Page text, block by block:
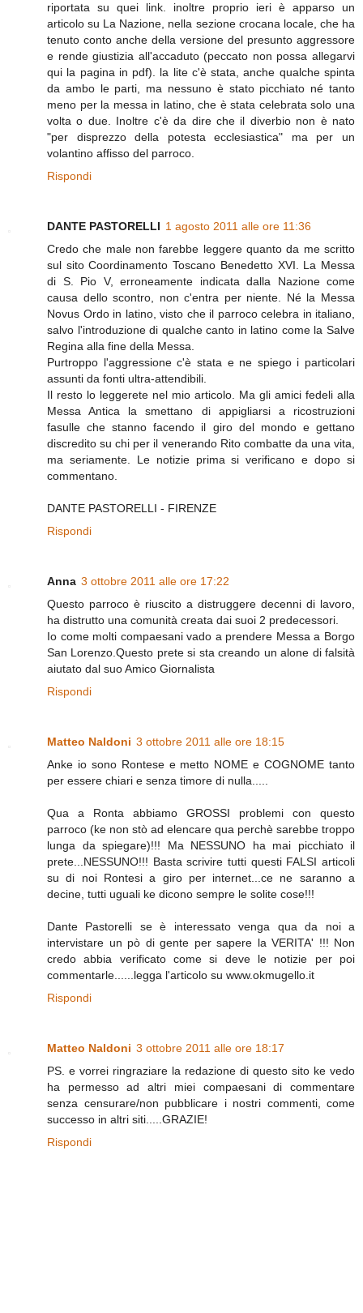
riportata su quei link. inoltre proprio ieri è apparso un
articolo su La Nazione, nella sezione crocana locale, che ha
tenuto conto anche della versione del presunto aggressore
e rende giustizia all'accaduto (peccato non possa allegarvi
qui la pagina in pdf). la lite c'è stata, anche qualche spinta
da ambo le parti, ma nessuno è stato picchiato né tanto
meno per la messa in latino, che è stata celebrata solo una
volta o due. Inoltre c'è da dire che il diverbio non è nato
"per disprezzo della potesta ecclesiastica" ma per un
volantino affisso del parroco.
Rispondi
DANTE PASTORELLI 1 agosto 2011 alle ore 11:36
Credo che male non farebbe leggere quanto da me scritto
sul sito Coordinamento Toscano Benedetto XVI. La Messa
di S. Pio V, erroneamente indicata dalla Nazione come
causa dello scontro, non c'entra per niente. Né la Messa
Novus Ordo in latino, visto che il parroco celebra in italiano,
salvo l'introduzione di qualche canto in latino come la Salve
Regina alla fine della Messa.
Purtroppo l'aggressione c'è stata e ne spiego i particolari
assunti da fonti ultra-attendibili.
Il resto lo leggerete nel mio articolo. Ma gli amici fedeli alla
Messa Antica la smettano di appigliarsi a ricostruzioni
fasulle che stanno facendo il giro del mondo e gettano
discredito su chi per il venerando Rito combatte da una vita,
ma seriamente. Le notizie prima si verificano e dopo si
commentano.
DANTE PASTORELLI - FIRENZE
Rispondi
Anna 3 ottobre 2011 alle ore 17:22
Questo parroco è riuscito a distruggere decenni di lavoro,
ha distrutto una comunità creata dai suoi 2 predecessori.
Io come molti compaesani vado a prendere Messa a Borgo
San Lorenzo.Questo prete si sta creando un alone di falsità
aiutato dal suo Amico Giornalista
Rispondi
Matteo Naldoni 3 ottobre 2011 alle ore 18:15
Anke io sono Rontese e metto NOME e COGNOME tanto
per essere chiari e senza timore di nulla.....
Qua a Ronta abbiamo GROSSI problemi con questo
parroco (ke non stò ad elencare qua perchè sarebbe troppo
lunga da spiegare)!!! Ma NESSUNO ha mai picchiato il
prete...NESSUNO!!! Basta scrivire tutti questi FALSI articoli
su di noi Rontesi a giro per internet...ce ne saranno a
decine, tutti uguali ke dicono sempre le solite cose!!!
Dante Pastorelli se è interessato venga qua da noi a
intervistare un pò di gente per sapere la VERITA' !!! Non
credo abbia verificato come si deve le notizie per poi
commentarle......legga l'articolo su www.okmugello.it
Rispondi
Matteo Naldoni 3 ottobre 2011 alle ore 18:17
PS. e vorrei ringraziare la redazione di questo sito ke vedo
ha permesso ad altri miei compaesani di commentare
senza censurare/non pubblicare i nostri commenti, come
successo in altri siti.....GRAZIE!
Rispondi